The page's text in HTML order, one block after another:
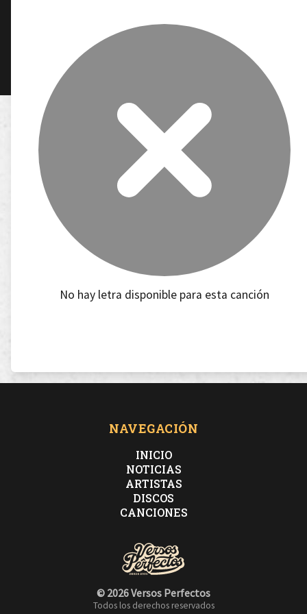
No hay letra disponible para esta canción
NAVEGACIÓN
INICIO
NOTICIAS
ARTISTAS
DISCOS
CANCIONES
© 2026 Versos Perfectos
Todos los derechos reservados